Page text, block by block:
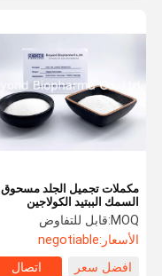
مكملات تجميل الجلد مسحوق
السمك الببتيد الكولاجين
البحري من قشور السمك
البلطي
MOQ: قابل للتفاوض
الأسعار:negotiable
افضل سعر
اتصال